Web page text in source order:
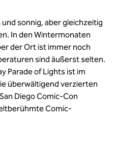
sonnig, aber gleichzeitig
In den Wintermonaten
der Ort ist immer noch
sind äußerst selten.
Parade of Lights ist im
überwältigend verzierten
Diego Comic-Con
Comic-